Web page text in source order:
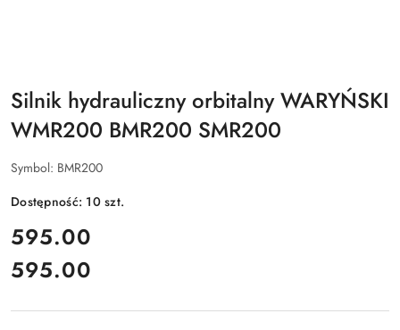
Silnik hydrauliczny orbitalny WARYŃSKI
WMR200 BMR200 SMR200
Symbol: BMR200
Dostępność: 10szt.
cena:
595.00
Cena:
595.00